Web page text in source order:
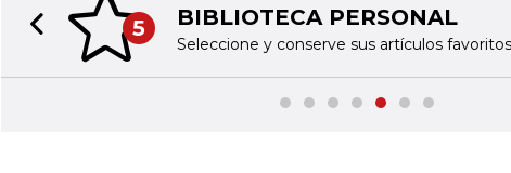
5 BIBLIOTECA PERSONAL
Seleccione y conserve sus artículos favoritos
Previous slide